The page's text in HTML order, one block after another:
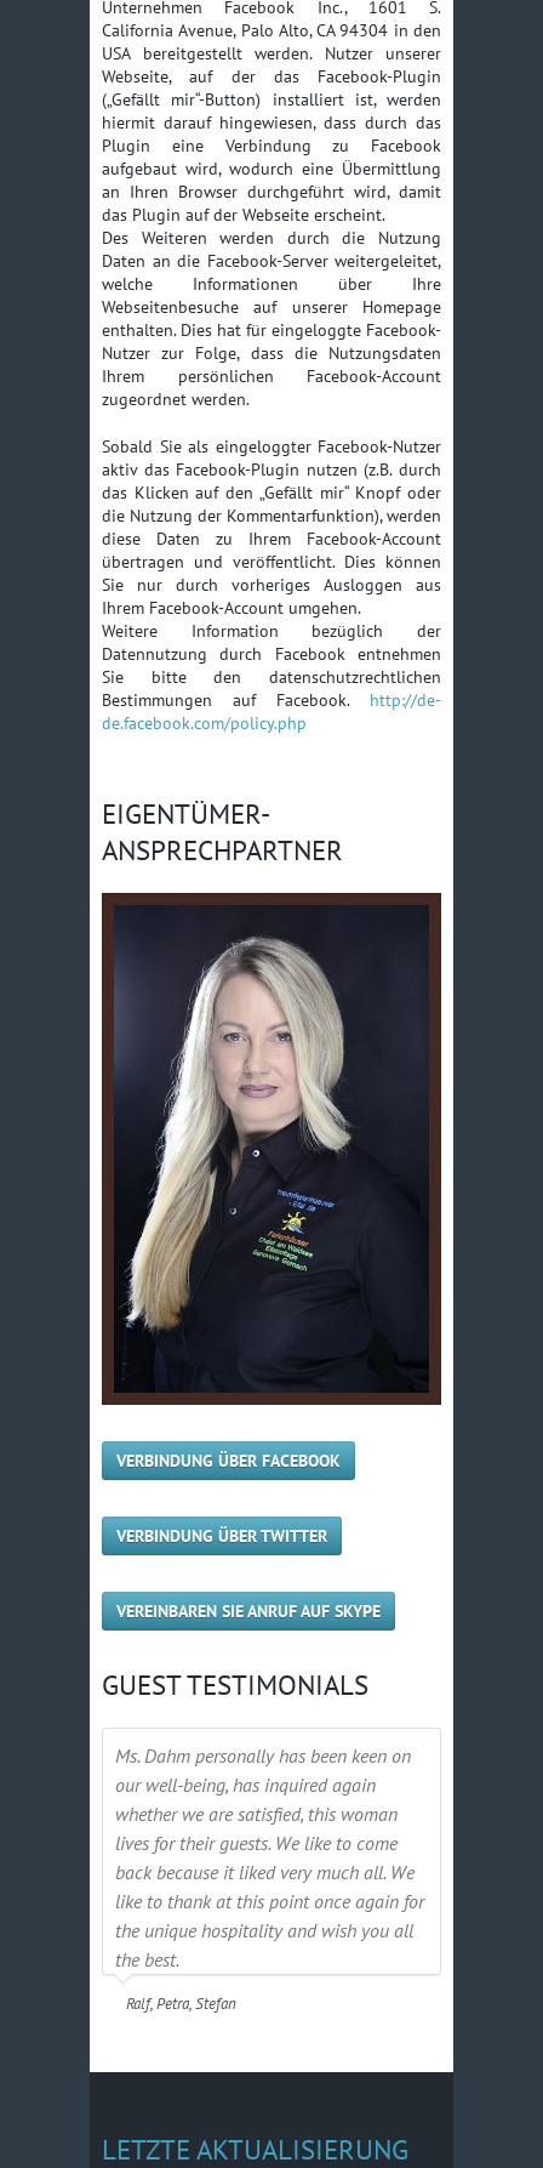
Unternehmen Facebook Inc., 1601 S.
California Avenue, Palo Alto, CA 94304 in den
USA bereitgestellt werden. Nutzer unserer
Webseite, auf der das Facebook-Plugin
(„Gefällt mir“-Button) installiert ist, werden
hiermit darauf hingewiesen, dass durch das
Plugin eine Verbindung zu Facebook
aufgebaut wird, wodurch eine Übermittlung
an Ihren Browser durchgeführt wird, damit
das Plugin auf der Webseite erscheint.
Des Weiteren werden durch die Nutzung
Daten an die Facebook-Server weitergeleitet,
welche Informationen über Ihre
Webseitenbesuche auf unserer Homepage
enthalten. Dies hat für eingeloggte Facebook-
Nutzer zur Folge, dass die Nutzungsdaten
Ihrem persönlichen Facebook-Account
zugeordnet werden.
Sobald Sie als eingeloggter Facebook-Nutzer
aktiv das Facebook-Plugin nutzen (z.B. durch
das Klicken auf den „Gefällt mir“ Knopf oder
die Nutzung der Kommentarfunktion), werden
diese Daten zu Ihrem Facebook-Account
übertragen und veröffentlicht. Dies können
Sie nur durch vorheriges Ausloggen aus
Ihrem Facebook-Account umgehen.
Weitere Information bezüglich der
Datennutzung durch Facebook entnehmen
Sie bitte den datenschutzrechtlichen
Bestimmungen auf Facebook. http://de-
de.facebook.com/policy.php
EIGENTÜMER-
ANSPRECHPARTNER
VERBINDUNG ÜBER FACEBOOK
VERBINDUNG ÜBER TWITTER
VEREINBAREN SIE ANRUF AUF SKYPE
GUEST TESTIMONIALS
Ms. Dahm personally has been keen on
our well-being, has inquired again
whether we are satisfied, this woman
lives for their guests. We like to come
back because it liked very much all. We
like to thank at this point once again for
the unique hospitality and wish you all
the best.
Ralf, Petra, Stefan
LETZTE AKTUALISIERUNG